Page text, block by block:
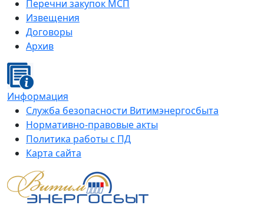
Перечни закупок МСП
Извещения
Договоры
Архив
Информация
Служба безопасности Витимэнергосбыта
Нормативно-правовые акты
Политика работы с ПД
Карта сайта